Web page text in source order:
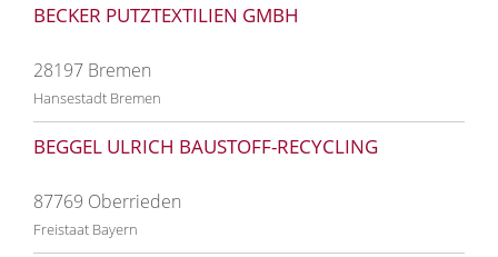
BECKER PUTZTEXTILIEN GMBH
28197 Bremen
Hansestadt Bremen
BEGGEL ULRICH BAUSTOFF-RECYCLING
87769 Oberrieden
Freistaat Bayern